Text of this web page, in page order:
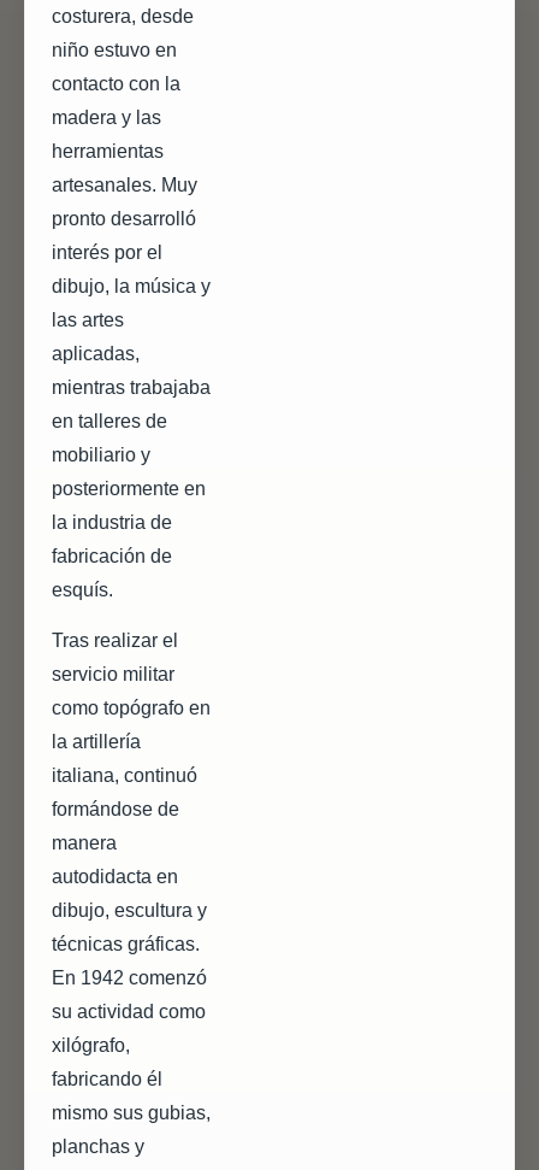
costurera, desde
niño estuvo en
contacto con la
madera y las
herramientas
artesanales. Muy
pronto desarrolló
interés por el
dibujo, la música y
las artes
aplicadas,
mientras trabajaba
en talleres de
mobiliario y
posteriormente en
la industria de
fabricación de
esquís.
Tras realizar el
servicio militar
como topógrafo en
la artillería
italiana, continuó
formándose de
manera
autodidacta en
dibujo, escultura y
técnicas gráficas.
En 1942 comenzó
su actividad como
xilógrafo,
fabricando él
mismo sus gubias,
planchas y